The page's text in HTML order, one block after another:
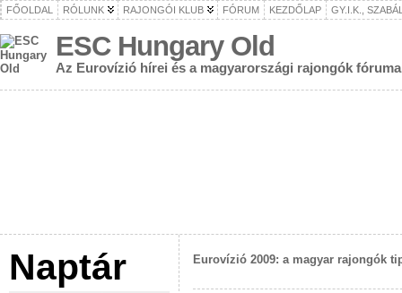
FŐOLDAL RÓLUNK RAJONGÓI KLUB FÓRUM KEZDŐLAP GY.I.K.,
ESC Hungary Old
Az Eurovízió hírei és a magyarországi rajongók fóruma
Naptár Eurovízió 2009: a magyar rajongók